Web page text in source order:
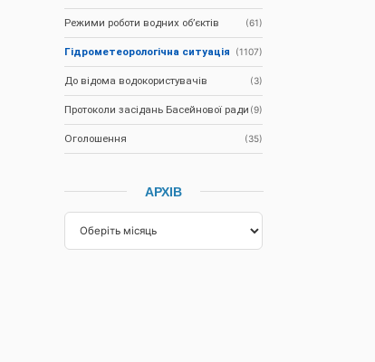
Режими роботи водних об’єктів (61)
Гідрометеорологічна ситуація (1107)
До відома водокористувачів (3)
Протоколи засідань Басейнової ради (9)
Оголошення (35)
АРХІВ